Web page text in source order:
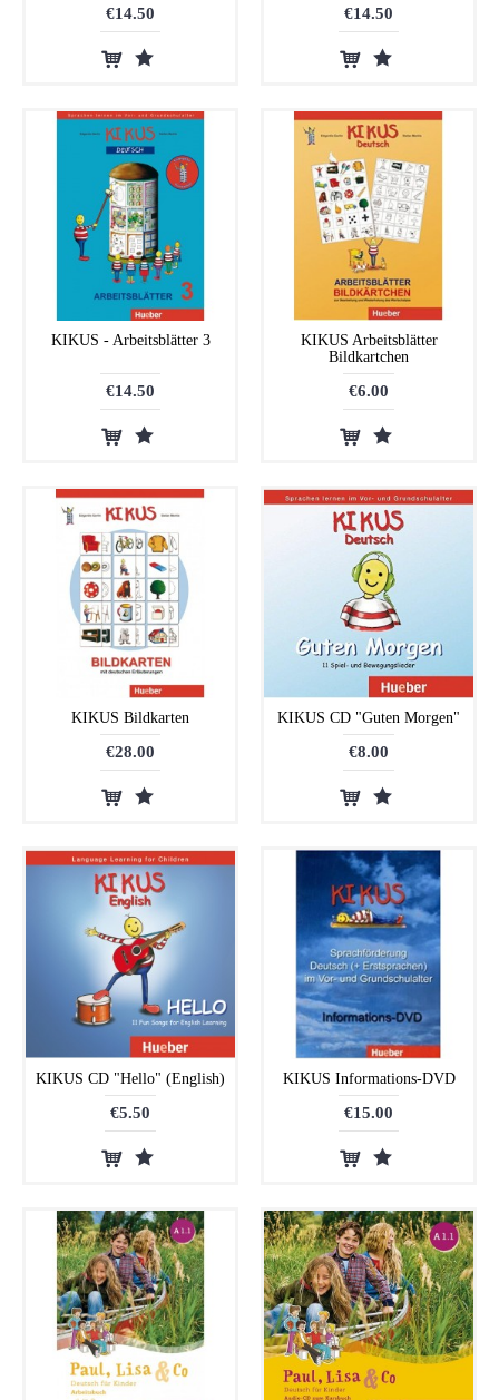
€14.50 €14.50
KIKUS - Arbeitsblätter 3
€14.50
KIKUS Arbeitsblätter
Bildkartchen
€6.00
KIKUS Bildkarten
€28.00
KIKUS CD "Guten Morgen"
€8.00
KIKUS CD "Hello" (English)
€5.50
KIKUS Informations-DVD
€15.00